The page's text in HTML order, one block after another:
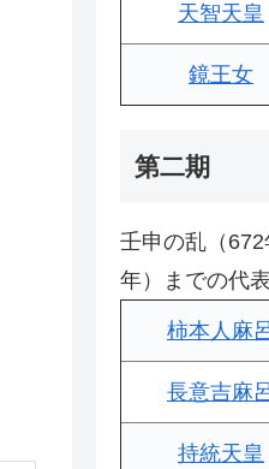
天智天皇
鏡王女
第二期
壬申の乱（
年）までの代表
柿本人麻
長意吉麻
持統天皇